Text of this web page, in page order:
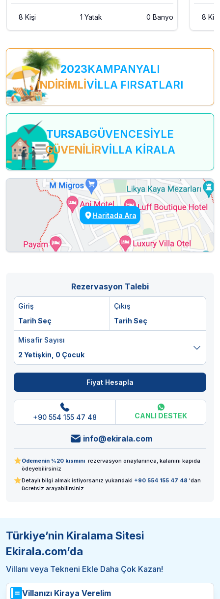
8 Kişi 1 Yatak 0 Banyo 8 Kişi
2023KAMPANYALI
İNDİRİMLİVİLLA FIRSATLARI
TURSABGÜVENCESİYLE
GÜVENİLİRVİLLA KİRALA
Haritada Ara
Rezervasyon Talebi
Giriş
Tarih Seç
Çıkış
Tarih Seç
Misafir Sayısı
2 Yetişkin, 0 Çocuk
Fiyat Hesapla
+90 554 155 47 48 CANLI DESTEK
info@ekirala.com
Ödemenin %20 kısmını rezervasyon onaylanınca, kalanını kapıda
ödeyebilirsiniz
Detaylı bilgi almak istiyorsanız yukarıdaki +90 554 155 47 48 'dan
ücretsiz arayabilirsiniz
Türkiye’nin Kiralama Sitesi
Ekirala.com’da
Villanı veya Tekneni Ekle Daha Çok Kazan!
Villanızı Kiraya Verelim